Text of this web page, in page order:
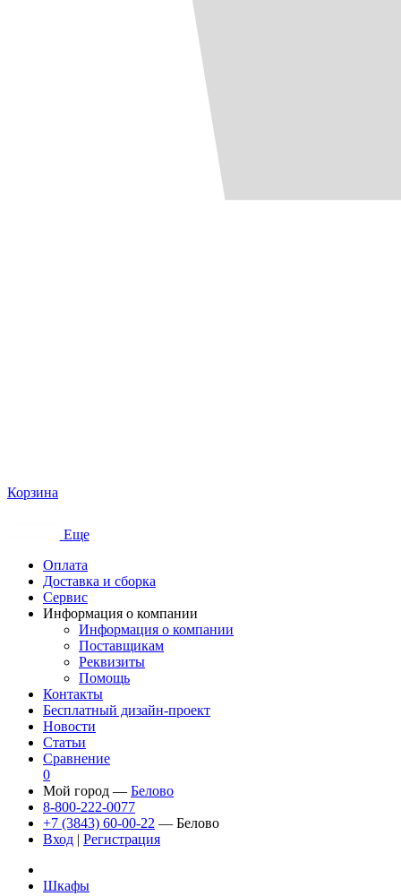
Корзина
Еще
Оплата
Доставка и сборка
Сервис
Информация о компании
Информация о компании
Поставщикам
Реквизиты
Помощь
Контакты
Бесплатный дизайн-проект
Новости
Статьи
Сравнение
0
Мой город — Белово
8-800-222-0077
+7 (3843) 60-00-22 — Белово
Вход | Регистрация
Шкафы